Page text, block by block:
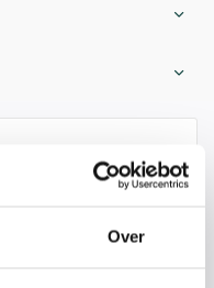
Over